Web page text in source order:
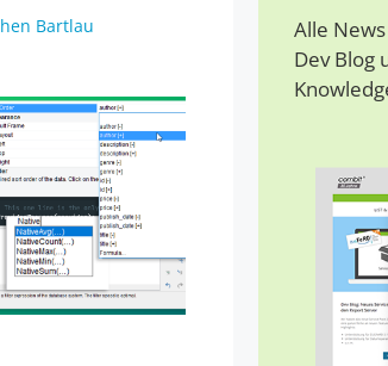
Bartlau
Alle
Dev Blog